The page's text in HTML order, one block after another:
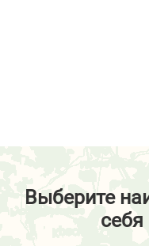
Выберите
себя